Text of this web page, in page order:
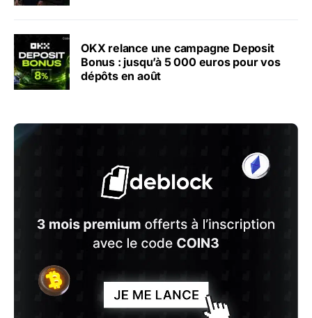
OKX relance une campagne Deposit
Bonus : jusqu’à 5 000 euros pour vos
dépôts en août